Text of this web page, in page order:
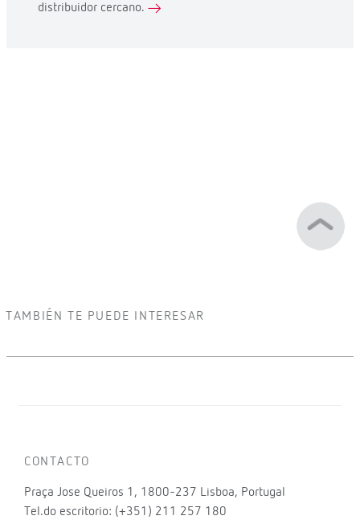
distribuidor cercano.
TAMBIÉN TE PUEDE INTERESAR
CONTACTO
Praça Jose Queiros 1, 1800-237 Lisboa, Portugal
Tel.do escritorio: (+351) 211 257 180